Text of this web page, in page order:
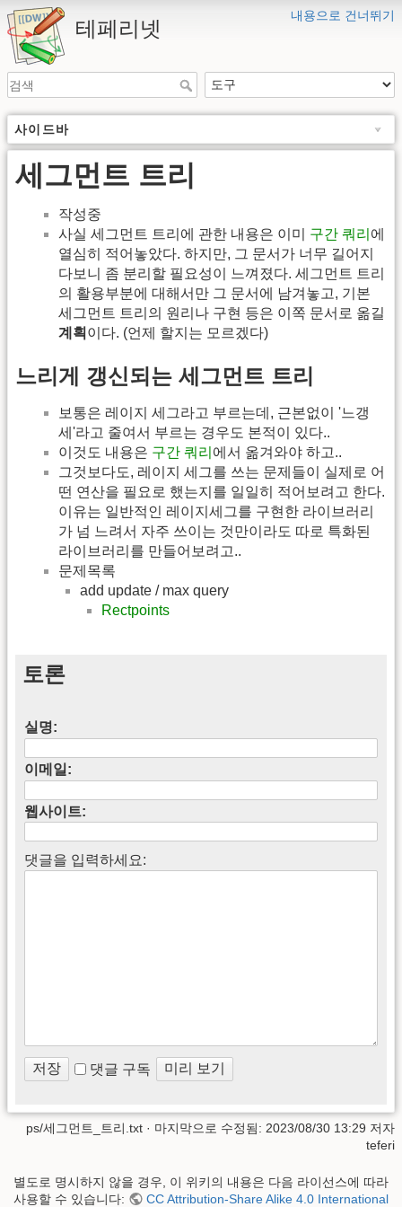
내용으로 건너뛰기
테페리넷
사이드바
세그먼트 트리
작성중
사실 세그먼트 트리에 관한 내용은 이미 구간 쿼리 에
열심히 적어놓았다. 하지만, 그 문서가 너무 길어지
다보니 좀 분리할 필요성이 느껴졌다. 세그먼트 트리
의 활용부분에 대해서만 그 문서에 남겨놓고, 기본
세그먼트 트리의 원리나 구현 등은 이쪽 문서로 옮길
계획 이다. (언제 할지는 모르겠다)
느리게 갱신되는 세그먼트 트리
보통은 레이지 세그라고 부르는데, 근본없이 '느갱
세'라고 줄여서 부르는 경우도 본적이 있다..
이것도 내용은 구간 쿼리 에서 옮겨와야 하고..
그것보다도, 레이지 세그를 쓰는 문제들이 실제로 어
떤 연산을 필요로 했는지를 일일히 적어보려고 한다.
이유는 일반적인 레이지세그를 구현한 라이브러리
가 넘 느려서 자주 쓰이는 것만이라도 따로 특화된
라이브러리를 만들어보려고..
문제목록
add update / max query
Rectpoints
토론
실명:
이메일:
웹사이트:
댓글을 입력하세요:
댓글 구독
ps/세그먼트_트리.txt · 마지막으로 수정됨: 2023/08/30 13:29 저자
teferi
별도로 명시하지 않을 경우, 이 위키의 내용은 다음 라이선스에 따라
사용할 수 있습니다:
CC Attribution-Share Alike 4.0 International